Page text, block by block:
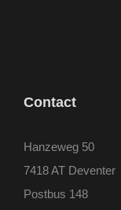
Contact
Hanzeweg 50
7418 AT Deventer
Postbus 148